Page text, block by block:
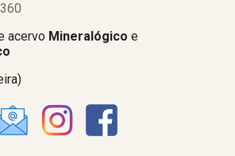
acervo Mineralógicoe